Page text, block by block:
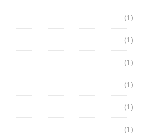
(1)
(1)
(1)
(1)
(1)
(1)